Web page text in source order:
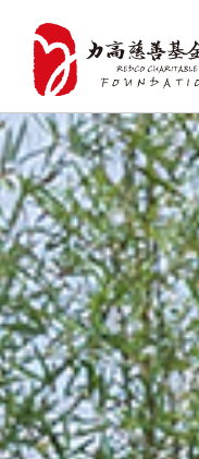
首页
关于我们
公益新闻
公益项目
信息公开
联系我们